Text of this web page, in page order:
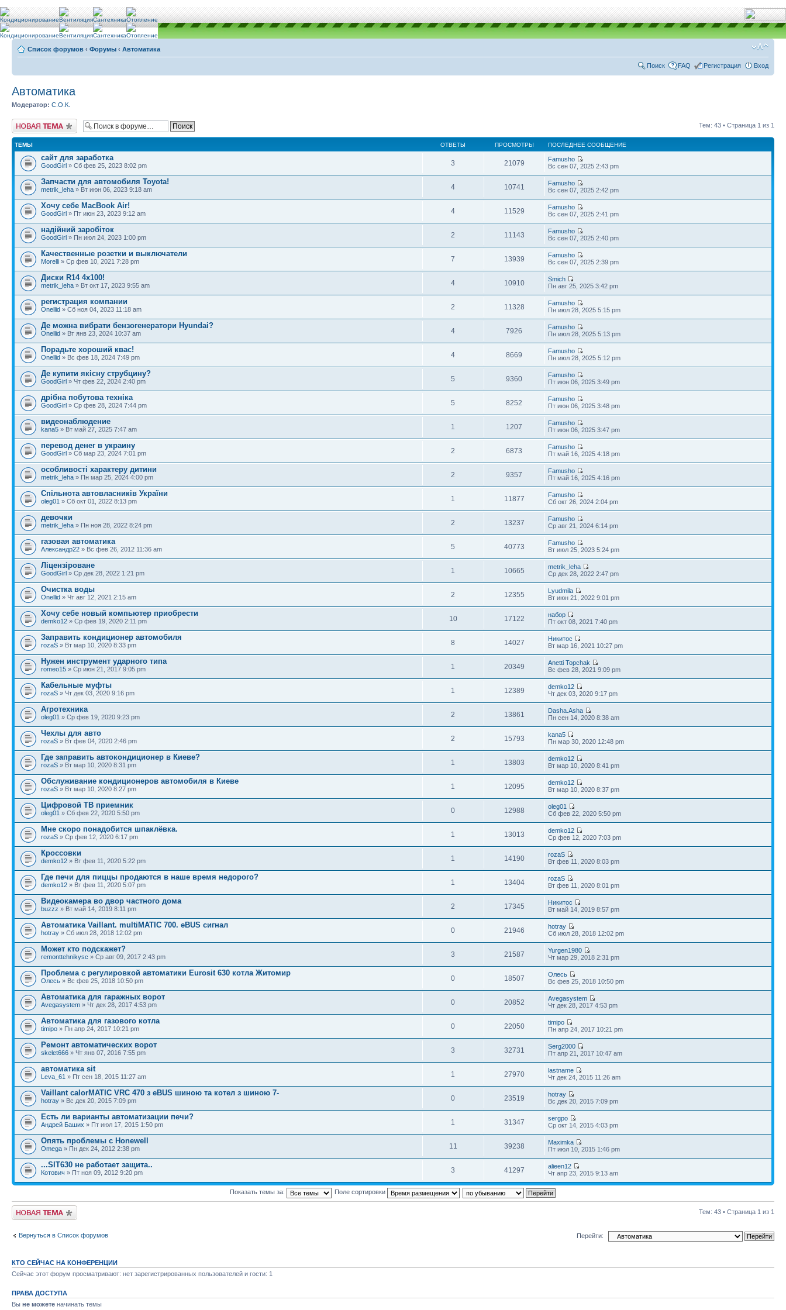
Список форумов ‹ Форумы ‹ Автоматика
Поиск FAQ Регистрация Вход
Автоматика
Модератор: С.О.К.
Новая тема Тем: 43 • Страница 1 из 1
ТЕМЫ ОТВЕТЫ ПРОСМОТРЫ ПОСЛЕДНЕЕ СООБЩЕНИЕ
сайт для заработка
GoodGirl » Сб фев 25, 2023 8:02 pm 3 21079
Famusho
Вс сен 07, 2025 2:43 pm
Запчасти для автомобиля Toyota!
metrik_leha » Вт июн 06, 2023 9:18 am 4 10741
Famusho
Вс сен 07, 2025 2:42 pm
Хочу себе MacBook Air!
GoodGirl » Пт июн 23, 2023 9:12 am 4 11529
Famusho
Вс сен 07, 2025 2:41 pm
надійний заробіток
GoodGirl » Пн июл 24, 2023 1:00 pm 2 11143
Famusho
Вс сен 07, 2025 2:40 pm
Качественные розетки и выключатели
Morelli » Ср фев 10, 2021 7:28 pm 7 13939
Famusho
Вс сен 07, 2025 2:39 pm
Диски R14 4x100!
metrik_leha » Вт окт 17, 2023 9:55 am 4 10910
Smich
Пн авг 25, 2025 3:42 pm
регистрация компании
Onellid » Сб ноя 04, 2023 11:18 am 2 11328
Famusho
Пн июл 28, 2025 5:15 pm
Де можна вибрати бензогенератори Hyundai?
Onellid » Вт янв 23, 2024 10:37 am 4 7926
Famusho
Пн июл 28, 2025 5:13 pm
Порадьте хороший квас!
Onellid » Вс фев 18, 2024 7:49 pm 4 8669
Famusho
Пн июл 28, 2025 5:12 pm
Де купити якісну струбцину?
GoodGirl » Чт фев 22, 2024 2:40 pm 5 9360
Famusho
Пт июн 06, 2025 3:49 pm
дрібна побутова техніка
GoodGirl » Ср фев 28, 2024 7:44 pm 5 8252
Famusho
Пт июн 06, 2025 3:48 pm
видеонаблюдение
kana5 » Вт май 27, 2025 7:47 am 1 1207
Famusho
Пт июн 06, 2025 3:47 pm
перевод денег в украину
GoodGirl » Сб мар 23, 2024 7:01 pm 2 6873
Famusho
Пт май 16, 2025 4:18 pm
особливості характеру дитини
metrik_leha » Пн мар 25, 2024 4:00 pm 2 9357
Famusho
Пт май 16, 2025 4:16 pm
Спільнота автовласників України
oleg01 » Сб окт 01, 2022 8:13 pm 1 11877
Famusho
Сб окт 26, 2024 2:04 pm
девочки
metrik_leha » Пн ноя 28, 2022 8:24 pm 2 13237
Famusho
Ср авг 21, 2024 6:14 pm
газовая автоматика
Александр22 » Вс фев 26, 2012 11:36 am 5 40773
Famusho
Вт июл 25, 2023 5:24 pm
Ліцензіроване
GoodGirl » Ср дек 28, 2022 1:21 pm 1 10665
metrik_leha
Ср дек 28, 2022 2:47 pm
Очистка воды
Onellid » Чт авг 12, 2021 2:15 am 2 12355
Lyudmila
Вт июн 21, 2022 9:01 pm
Хочу себе новый компьютер приобрести
demko12 » Ср фев 19, 2020 2:11 pm 10 17122
набор
Пт окт 08, 2021 7:40 pm
Заправить кондиционер автомобиля
rozaS » Вт мар 10, 2020 8:33 pm 8 14027
Никитос
Вт мар 16, 2021 10:27 pm
Нужен инструмент ударного типа
romeo15 » Ср июн 21, 2017 9:05 pm 1 20349
Anetti Topchak
Вс фев 28, 2021 9:09 pm
Кабельные муфты
rozaS » Чт дек 03, 2020 9:16 pm 1 12389
demko12
Чт дек 03, 2020 9:17 pm
Агротехника
oleg01 » Ср фев 19, 2020 9:23 pm 2 13861
Dasha.Asha
Пн сен 14, 2020 8:38 am
Чехлы для авто
rozaS » Вт фев 04, 2020 2:46 pm 2 15793
kana5
Пн мар 30, 2020 12:48 pm
Где заправить автокондиционер в Киеве?
rozaS » Вт мар 10, 2020 8:31 pm 1 13803
demko12
Вт мар 10, 2020 8:41 pm
Обслуживание кондиционеров автомобиля в Киеве
rozaS » Вт мар 10, 2020 8:27 pm 1 12095
demko12
Вт мар 10, 2020 8:37 pm
Цифровой ТВ приемник
oleg01 » Сб фев 22, 2020 5:50 pm 0 12988
oleg01
Сб фев 22, 2020 5:50 pm
Мне скоро понадобится шпаклёвка.
rozaS » Ср фев 12, 2020 6:17 pm 1 13013
demko12
Ср фев 12, 2020 7:03 pm
Кроссовки
demko12 » Вт фев 11, 2020 5:22 pm 1 14190
rozaS
Вт фев 11, 2020 8:03 pm
Где печи для пиццы продаются в наше время недорого?
demko12 » Вт фев 11, 2020 5:07 pm 1 13404
rozaS
Вт фев 11, 2020 8:01 pm
Видеокамера во двор частного дома
buzzz » Вт май 14, 2019 8:11 pm 2 17345
Никитос
Вт май 14, 2019 8:57 pm
Автоматика Vaillant. multiMATIC 700. eBUS сигнал
hotray » Сб июл 28, 2018 12:02 pm 0 21946
hotray
Сб июл 28, 2018 12:02 pm
Может кто подскажет?
remonttehnikysc » Ср авг 09, 2017 2:43 pm 3 21587
Yurgen1980
Чт мар 29, 2018 2:31 pm
Проблема с регулировкой автоматики Eurosit 630 котла Житомир
Олесь » Вс фев 25, 2018 10:50 pm 0 18507
Олесь
Вс фев 25, 2018 10:50 pm
Автоматика для гаражных ворот
Avegasystem » Чт дек 28, 2017 4:53 pm 0 20852
Avegasystem
Чт дек 28, 2017 4:53 pm
Автоматика для газового котла
timipo » Пн апр 24, 2017 10:21 pm 0 22050
timipo
Пн апр 24, 2017 10:21 pm
Ремонт автоматических ворот
skelet666 » Чт янв 07, 2016 7:55 pm 3 32731
Serg2000
Пт апр 21, 2017 10:47 am
автоматика sit
Leva_61 » Пт сен 18, 2015 11:27 am 1 27970
lastname
Чт дек 24, 2015 11:26 am
Vaillant calorMATIC VRC 470 з eBUS шиною та котел з шиною 7-
hotray » Вс дек 20, 2015 7:09 pm 0 23519
hotray
Вс дек 20, 2015 7:09 pm
Есть ли варианты автоматизации печи?
Андрей Баших » Пт июл 17, 2015 1:50 pm 1 31347
sergpo
Ср окт 14, 2015 4:03 pm
Опять проблемы с Honewell
Omega » Пн дек 24, 2012 2:38 pm 11 39238
Maximka
Пт июл 10, 2015 1:46 pm
...SIT630 не работает защита..
Котович » Пт ноя 09, 2012 9:20 pm 3 41297
alieen12
Чт апр 23, 2015 9:13 am
Показать темы за: Поле сортировки
Новая тема Тем: 43 • Страница 1 из 1
Вернуться в Список форумов Перейти:
КТО СЕЙЧАС НА КОНФЕРЕНЦИИ
Сейчас этот форум просматривают: нет зарегистрированных пользователей и гости: 1
ПРАВА ДОСТУПА
Вы не можете начинать темы